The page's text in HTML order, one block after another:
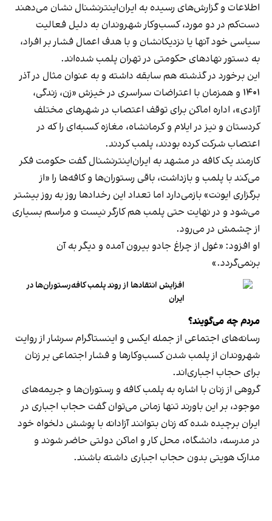
اطلاعات و گزارش‌های رسیده به ایران‌اینترنشنال نشان می‌دهند
دست‌کم در دو مورد، کسب‌وکار شهروندان به دلیل فعالیت
سیاسی خود آنها یا نزدیکانشان و با هدف اعمال فشار بر افراد،
به دستور نهادهای حکومتی در تهران پلمب شده‌اند.
این برخورد در گذشته هم سابقه داشته و به عنوان مثال در آذر
۱۴۰۱ و همزمان با اعتراضات سراسری در خیزش «زن، زندگی،
آزادی»، اداره اماکن برای توقف اعتصاب در شهرهای مختلف
کردستان و نیز در ایلام و کرمانشاه، مغازه کسبه‌ای را که در
اعتصاب شرکت کرده بودند، پلمب کردند.
کارمند یک کافه در مشهد به ایران‌اینترنشنال گفت حکومت فکر
می‌کند با پلمب و بازداشت، باقی رستوران‌ها و کافه‌ها را «از
برگزاری ایونت» بازمی‌دارد اما تعداد این رخدادها روز به روز بیشتر
می‌شود و در نهایت حتی پلمب هم کارگر نیست و مراسم بسیاری
از چشمش در می‌رود.
او افزود: «غول از چراغ جادو بیرون آمده و دیگر به آن
برنمی‎‌گردد.»
افزایش انتقادها از روند پلمب کافه‌رستوران‌ها در
ایران
مردم چه می‌گویند؟
رسانه‎‌های اجتماعی از جمله ایکس و اینستاگرام سرشار از روایت
شهروندان از پلمب شدن کسب‌وکارها و فشار اجتماعی بر زنان
برای حجاب اجباری‌اند.
گروهی از زنان با اشاره به پلمب کافه و رستوران‌ها و جریمه‌های
موجود، بر این باورند تنها زمانی می‌توان گفت حجاب اجباری در
ایران برچیده شده که زنان بتوانند آزادانه با پوشش دلخواه خود
در مدرسه، دانشگاه، محل کار و اماکن دولتی حاضر شوند و
مدارک هویتی بدون حجاب اجباری داشته باشند.